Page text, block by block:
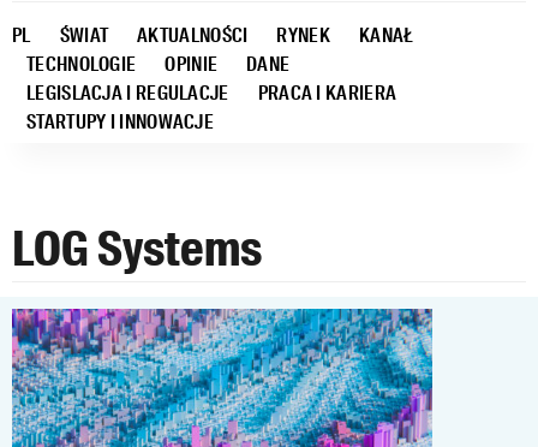
PL ŚWIAT AKTUALNOŚCI RYNEK
KANAŁ
TECHNOLOGIE
OPINIE
DANE
LEGISLACJA I REGULACJE
PRACA I KARIERA
STARTUPY I INNOWACJE
LOG Systems